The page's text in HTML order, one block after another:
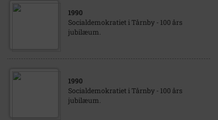
1990
Socialdemokratiet i Tårnby - 100 års
jubilæum.
1990
Socialdemokratiet i Tårnby - 100 års
jubilæum.